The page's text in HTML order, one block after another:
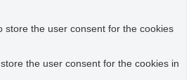
store the user consent for the cookies
the user consent for the cookies in